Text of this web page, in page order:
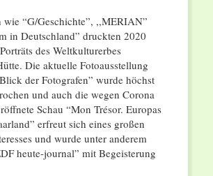
wie “G/Geschichte”, ,,MERIAN”
in Deutschland” druckten 2020
des Weltkulturerbes
Die aktuelle Fotoausstellung
der Fotografen” wurde höchst
und auch die wegen Corona
Schau “Mon Trésor. Europas
erfreut sich eines großen
und wurde unter anderem
heute-journal” mit Begeisterung